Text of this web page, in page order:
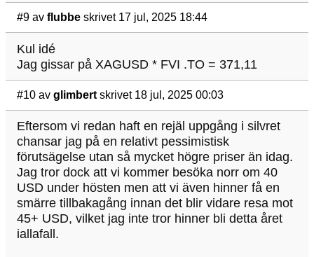
#9 av flubbe skrivet 17 jul, 2025 18:44
Kul idé
Jag gissar på XAGUSD * FVI .TO = 371,11
#10 av glimbert skrivet 18 jul, 2025 00:03
Eftersom vi redan haft en rejäl uppgång i silvret
chansar jag på en relativt pessimistisk
förutsägelse utan så mycket högre priser än idag.
Jag tror dock att vi kommer besöka norr om 40
USD under hösten men att vi även hinner få en
smärre tillbakagång innan det blir vidare resa mot
45+ USD, vilket jag inte tror hinner bli detta året
iallafall.